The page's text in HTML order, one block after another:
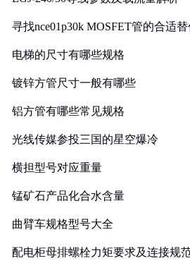
寻找nce01p30k MOSFET管的合适
电梯的尺寸有哪些规格
镀锌方管尺寸一般有哪些
铝方管有哪些常见规格
光线传媒参投三国的星空爆冷
横担型号对应重量
锰矿石产品化合水含量
曲臂车规格型号大全
配电柜母排螺栓力矩要求及连接规